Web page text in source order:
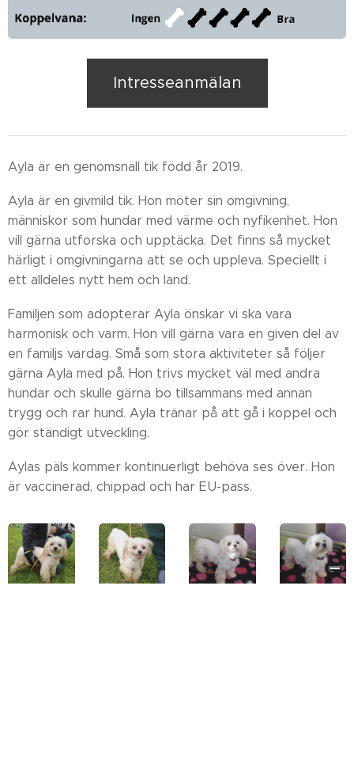
Intresseanmälan
Ayla är en genomsnäll tik född år 2019.
Ayla är en givmild tik. Hon möter sin omgivning,
människor som hundar med värme och nyfikenhet. Hon
vill gärna utforska och upptäcka. Det finns så mycket
härligt i omgivningarna att se och uppleva. Speciellt i
ett alldeles nytt hem och land.
Familjen som adopterar Ayla önskar vi ska vara
harmonisk och varm. Hon vill gärna vara en given del av
en familjs vardag. Små som stora aktiviteter så följer
gärna Ayla med på. Hon trivs mycket väl med andra
hundar och skulle gärna bo tillsammans med annan
trygg och rar hund. Ayla tränar på att gå i koppel och
gör ständigt utveckling.
Aylas päls kommer kontinuerligt behöva ses över. Hon
är vaccinerad, chippad och har EU-pass.